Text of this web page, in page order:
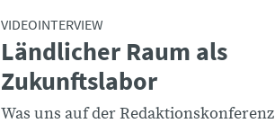
VIDEOINTERVIEW
Ländlicher Raum als
Zukunftslabor
Was uns auf der Redaktionskonferenz